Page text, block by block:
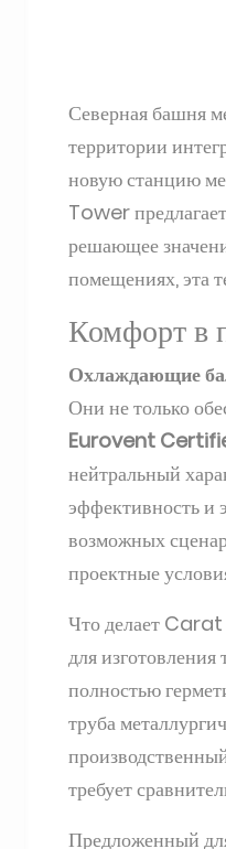
Северная башня
территории
новую станцию
Tower
решающее
помещениях, эта
Комфорт в
Охлаждающие
Они не только
Eurovent
нейтральный
эффективность и
возможных
проектные
Что делает Carat
для
полностью
труба
требует
Предложенный